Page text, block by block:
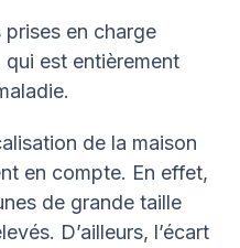
prises en charge
est entièrement
de la maison
en compte. En effet,
de grande taille
D’ailleurs, l’écart